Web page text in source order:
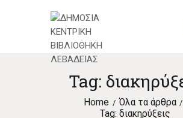
Tag:
Home
Όλα τα άρθρα
Tag: διακηρύξεις